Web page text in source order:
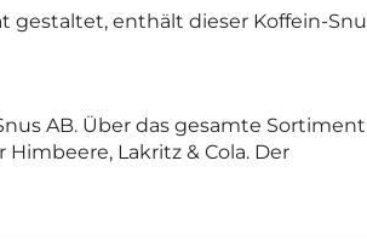
gestaltet, enthält dieser Koffein-
AB. Über das gesamte Sortiment
Lakritz & Cola. Der